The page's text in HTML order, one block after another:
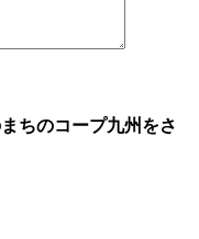
ちのコープ九州をさ